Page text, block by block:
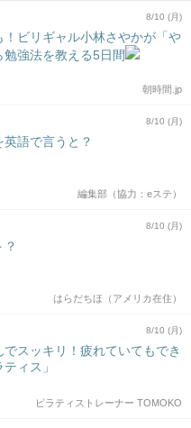
8/10 (月)
！ビリギャル小林さやかが「や
強法を教える5日間
朝時間.jp
8/10 (月)
英語で言うと？
編集部（協力：eステ）
8/10 (月)
はらだちほ（アメリカ在住）
8/10 (月)
スッキリ！疲れていてもでき
ィス」
ピラティストレーナー TOMOKO